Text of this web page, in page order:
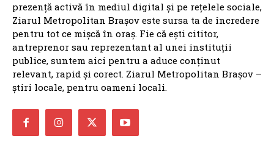
prezență activă în mediul digital și pe rețelele sociale,
Ziarul Metropolitan Brașov este sursa ta de încredere
pentru tot ce mișcă în oraș. Fie că ești cititor,
antreprenor sau reprezentant al unei instituții
publice, suntem aici pentru a aduce conținut
relevant, rapid și corect. Ziarul Metropolitan Brașov –
știri locale, pentru oameni locali.